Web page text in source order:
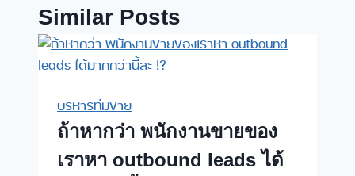
Similar Posts
บริหารทีมขาย
ถ้าหากว่า พนักงานขายของ
เราหา outbound leads ได้